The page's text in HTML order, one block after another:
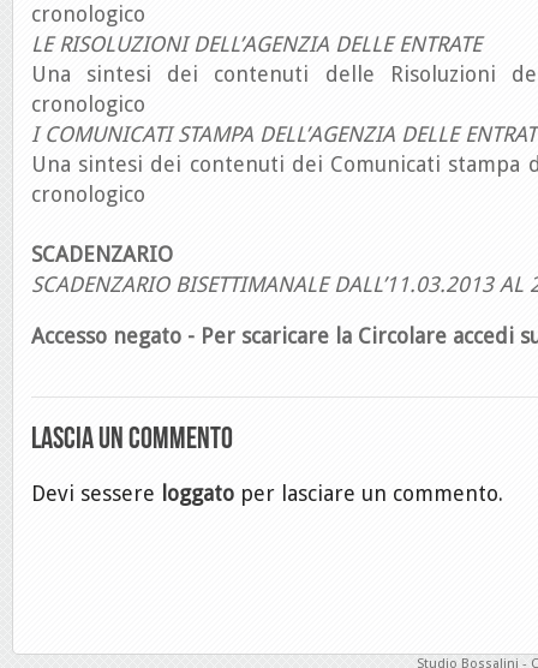
cronologico
LE RISOLUZIONI DELL’AGENZIA DELLE ENTRATE
Una sintesi dei contenuti delle Risoluzioni
cronologico
I COMUNICATI STAMPA DELL’AGENZIA DELLE
Una sintesi dei contenuti dei Comunicati stampa
cronologico
SCADENZARIO
SCADENZARIO BISETTIMANALE DALL’11.03.2013
Accesso negato - Per scaricare la Circolare accedi
Lascia un commento
Devi sessere loggato per lasciare un commento.
Studio Bossalini -